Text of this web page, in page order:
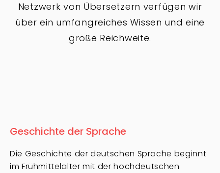
Netzwerk von Übersetzern verfügen wir
über ein umfangreiches Wissen und eine
große Reichweite.
Geschichte der Sprache
Die Geschichte der deutschen Sprache beginnt
im Frühmittelalter mit der hochdeutschen